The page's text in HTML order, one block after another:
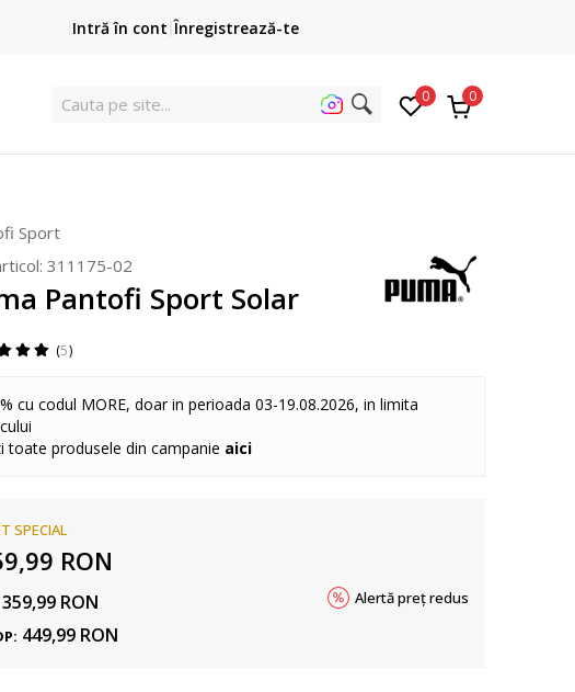
Cumpără acum, plateste mai târziu
3 rate fără dobândă fără card de credit cu Klarna
Intră în cont Înregistrează-te
Cauta 0 0
Sport
311175-02
Pantofi Sport Solar
5
cu codul MORE, doar in perioada 03-19.08.2026, in limita
toate produsele din campanie aici
SPECIAL
RON
359,99 RON
449,99 RON
Alertă preț redus